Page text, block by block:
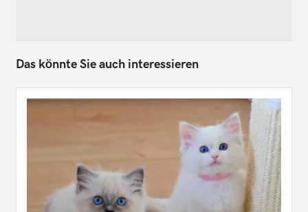
Das könnte Sie auch interessieren